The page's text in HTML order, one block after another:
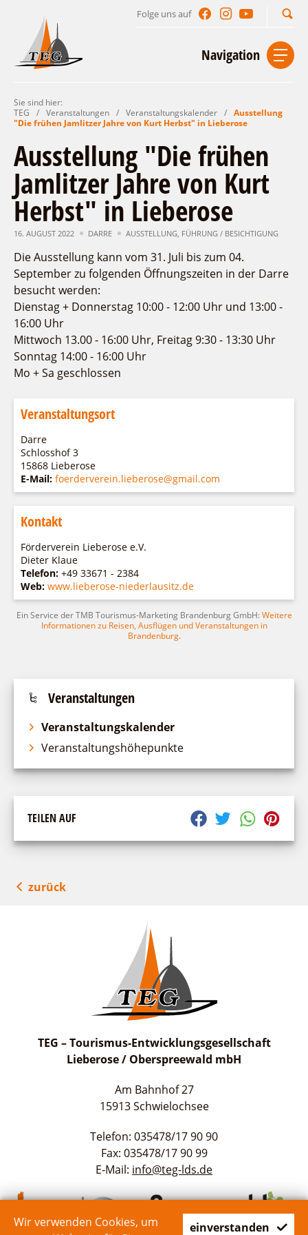
Folge uns auf
Navigation
Start Kontakt
Urlaub im Leichhardt Land
Reisegebiet
Lieblingsorte
Freizeit und Erholung
Auf & im Wasser
Per Rad
Zu Fuß
Aktiverlebnisse
Einkaufen
Sehenswertes
Naturlehrpfad Ludwig Leichhardt
Buchbare Angebote
Individuell
Gruppen
Touristinformationen
Fremdenverkehrsvereine
Ludwig Leichhardt
Kahnfahrten
Fahrgastschiff
Unterkünfte finden
Gastgeberverzeichnis
Gastronomie
Camping
Ferienhaus- und Campingpark „Ludwig
Leichhardt“
Spreewälder Seecamping
Campingplatz am Mochowsee
Campingplatz Jessern
Veranstaltungen
Veranstaltungskalender
Veranstaltungshöhepunkte
Wirtschaftsförderung
Regionalentwicklung
SPOT
Naturwelt Lieberoser Heide
Q-Gemeinde Schwielochsee
Staatlich anerkannter Erholungsort Goyatz
Mein Brandenburg – Infostelen
ILB
WFG
Service
Team
Aktuelles
Infomaterial
Warenkorb
einverstanden
Wir verwenden Cookies, um
Sie sind hier:
TEG
/ Veranstaltungen / Veranstaltungskalender / Ausstellung
"Die frühen Jamlitzer Jahre von Kurt Herbst" in Lieberose
Ausstellung "Die frühen
Jamlitzer Jahre von Kurt
Herbst" in Lieberose
16. AUGUST 2022 DARRE AUSSTELLUNG, FÜHRUNG / BESICHTIGUNG
Die Ausstellung kann vom 31. Juli bis zum 04.
September zu folgenden Öffnungszeiten in der Darre
besucht werden:
Dienstag + Donnerstag 10:00 - 12:00 Uhr und 13:00 -
16:00 Uhr
Mittwoch 13.00 - 16:00 Uhr, Freitag 9:30 - 13:30 Uhr
Sonntag 14:00 - 16:00 Uhr
Mo + Sa geschlossen
Veranstaltungsort
Darre
Schlosshof 3
15868 Lieberose
E-Mail: foerderverein.lieberose@gmail.com
Kontakt
Förderverein Lieberose e.V.
Dieter Klaue
Telefon: +49 33671 - 2384
Web: www.lieberose-niederlausitz.de
Ein Service der TMB Tourismus-Marketing Brandenburg GmbH:Weitere
Informationen zu Reisen, Ausflügen und Veranstaltungen in
Brandenburg.
Veranstaltungen
Veranstaltungskalender
Veranstaltungshöhepunkte
TEILEN AUF
zurück
TEG – Tourismus-Entwicklungsgesellschaft
Lieberose / Oberspreewald mbH
Am Bahnhof 27
15913 Schwielochsee
Telefon: 035478/17 90 90
Fax: 035478/17 90 99
E-Mail: info@teg-lds.de